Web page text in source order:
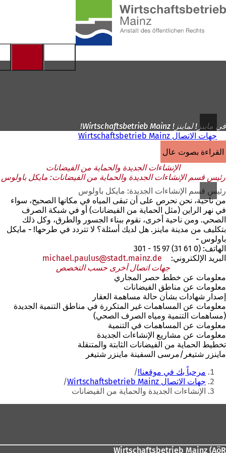
إلى
الصفحة
في ماينز! لماينز! Wirtschaftsbetrieb Mainz!
جهات الاتصال Wirtschaftsbetrieb Mainz
القراءة بصوت عالٍ
الإنشاءات الجديدة والحماية من الفيضانات
رئيس قسم الإنشاءات الجديدة والحماية من الفيضانات: مايكل باولوس
رئيس قسم الإنشاءات الجديدة: مايكل باولوس
من ناحية، نحن نحرص على أن تبقى المياه في مكانها الصحيح، سواء
في نهر الراين (مثل الحماية من الفيضانات) أو في شبكة الصرف
الصحي. ومن ناحية أخرى، نقوم ببناء الجسور والطرق، وكل ذلك
بتكليف من مدينة ماينز. هل لديك أسئلة؟ لا تتردد في طرحها! - مايكل
باولوس -
الهاتف: (0 61 31) 97 15 - 301
البريد الإلكتروني:
michael.paulus stadt.mainz de
جهات اتصال أخرى حسب التخصص
معلومات عن خطط حصر المجاري
معلومات عن مناطق الفيضانات
إصدار شهادات بشأن حالة مساهمة العقار
معلومات عن المساهمات غير المتكررة في مناطق التنمية الجديدة
(مساهمات التنمية ومياه الصرف الصحي)
معلومات عن المساهمات في التنمية
معلومات عن مشاريع الإنشاءات الجديدة
تخطيط الحماية من الفيضانات الثابتة والمتنقلة
ماينزر شتيغر/مرسى السفينة ماينزر شتيغر
أنت
هنا
مرحباً بك في موقعنا!
جهات الاتصال Wirtschaftsbetrieb Mainz
الإنشاءات الجديدة والحماية من الفيضانات
Wirtschaftsbetrieb Mainz (AöR